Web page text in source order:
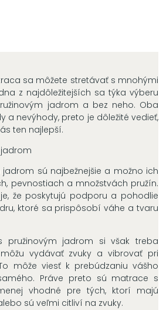
sa môžete stretávať s mnohými
z najdôležitejších sa týka výberu
jadrom a bez neho. Oba
a nevýhody, preto je dôležité vedieť,
ten najlepší.
sú najbežnejšie a možno ich
pevnostiach a množstvách pružín.
že poskytujú podporu a pohodlie
ktoré sa prispôsobí váhe a tvaru
pružinovým jadrom si však treba
vydávať zvuky a vibrovať pri
môže viesť k prebúdzaniu vášho
Práve preto sú matrace s
vhodné pre tých, ktorí majú
sú veľmi citliví na zvuky.